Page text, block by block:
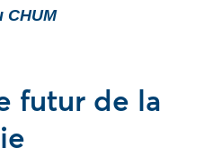
CHUM
futur de la